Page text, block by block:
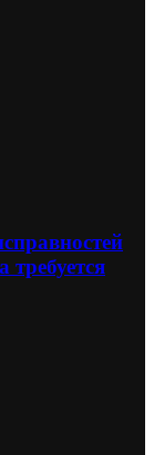
требуется